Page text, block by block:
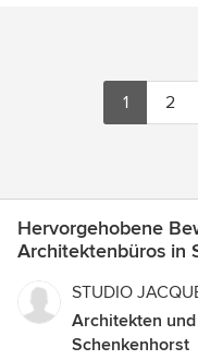
1 2
Hervorgehobene
Architektenbüros in
STUDIO
Architekten
Schenkenhorst